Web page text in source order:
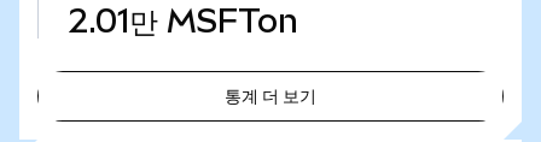
2.01만 MSFTon
통계 더 보기